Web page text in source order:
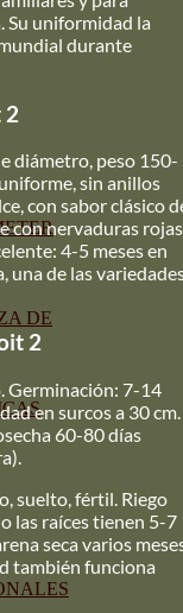
DE
Su uniformidad la
durante
2
diámetro, peso 150-
sin anillos
con sabor clásico
con nervaduras
4-5 meses en
una de las
2
Germinación: 7-14
en surcos a 30 cm.
60-80 días
suelto, fértil. Riego
las raíces tienen 5-7
seca varios
también funciona